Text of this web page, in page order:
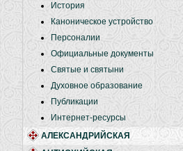
История
Каноническое устройство
Персоналии
Официальные документы
Святые и святыни
Духовное образование
Публикации
Интернет-ресурсы
АЛЕКСАНДРИЙСКАЯ